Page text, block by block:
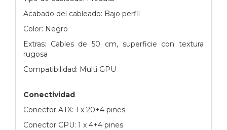
Acabado del cableado: Bajo perfil
Color: Negro
Extras: Cables de 50 cm, superficie con textura
rugosa
Compatibilidad: Multi GPU
Conectividad
Conector ATX: 1 x 20+4 pines
Conector CPU: 1 x 4+4 pines